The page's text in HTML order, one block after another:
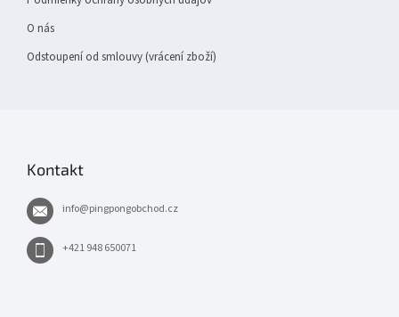
O nás
Odstoupení od smlouvy (vrácení zboží)
Kontakt
info@pingpongobchod.cz
+421 948 650071